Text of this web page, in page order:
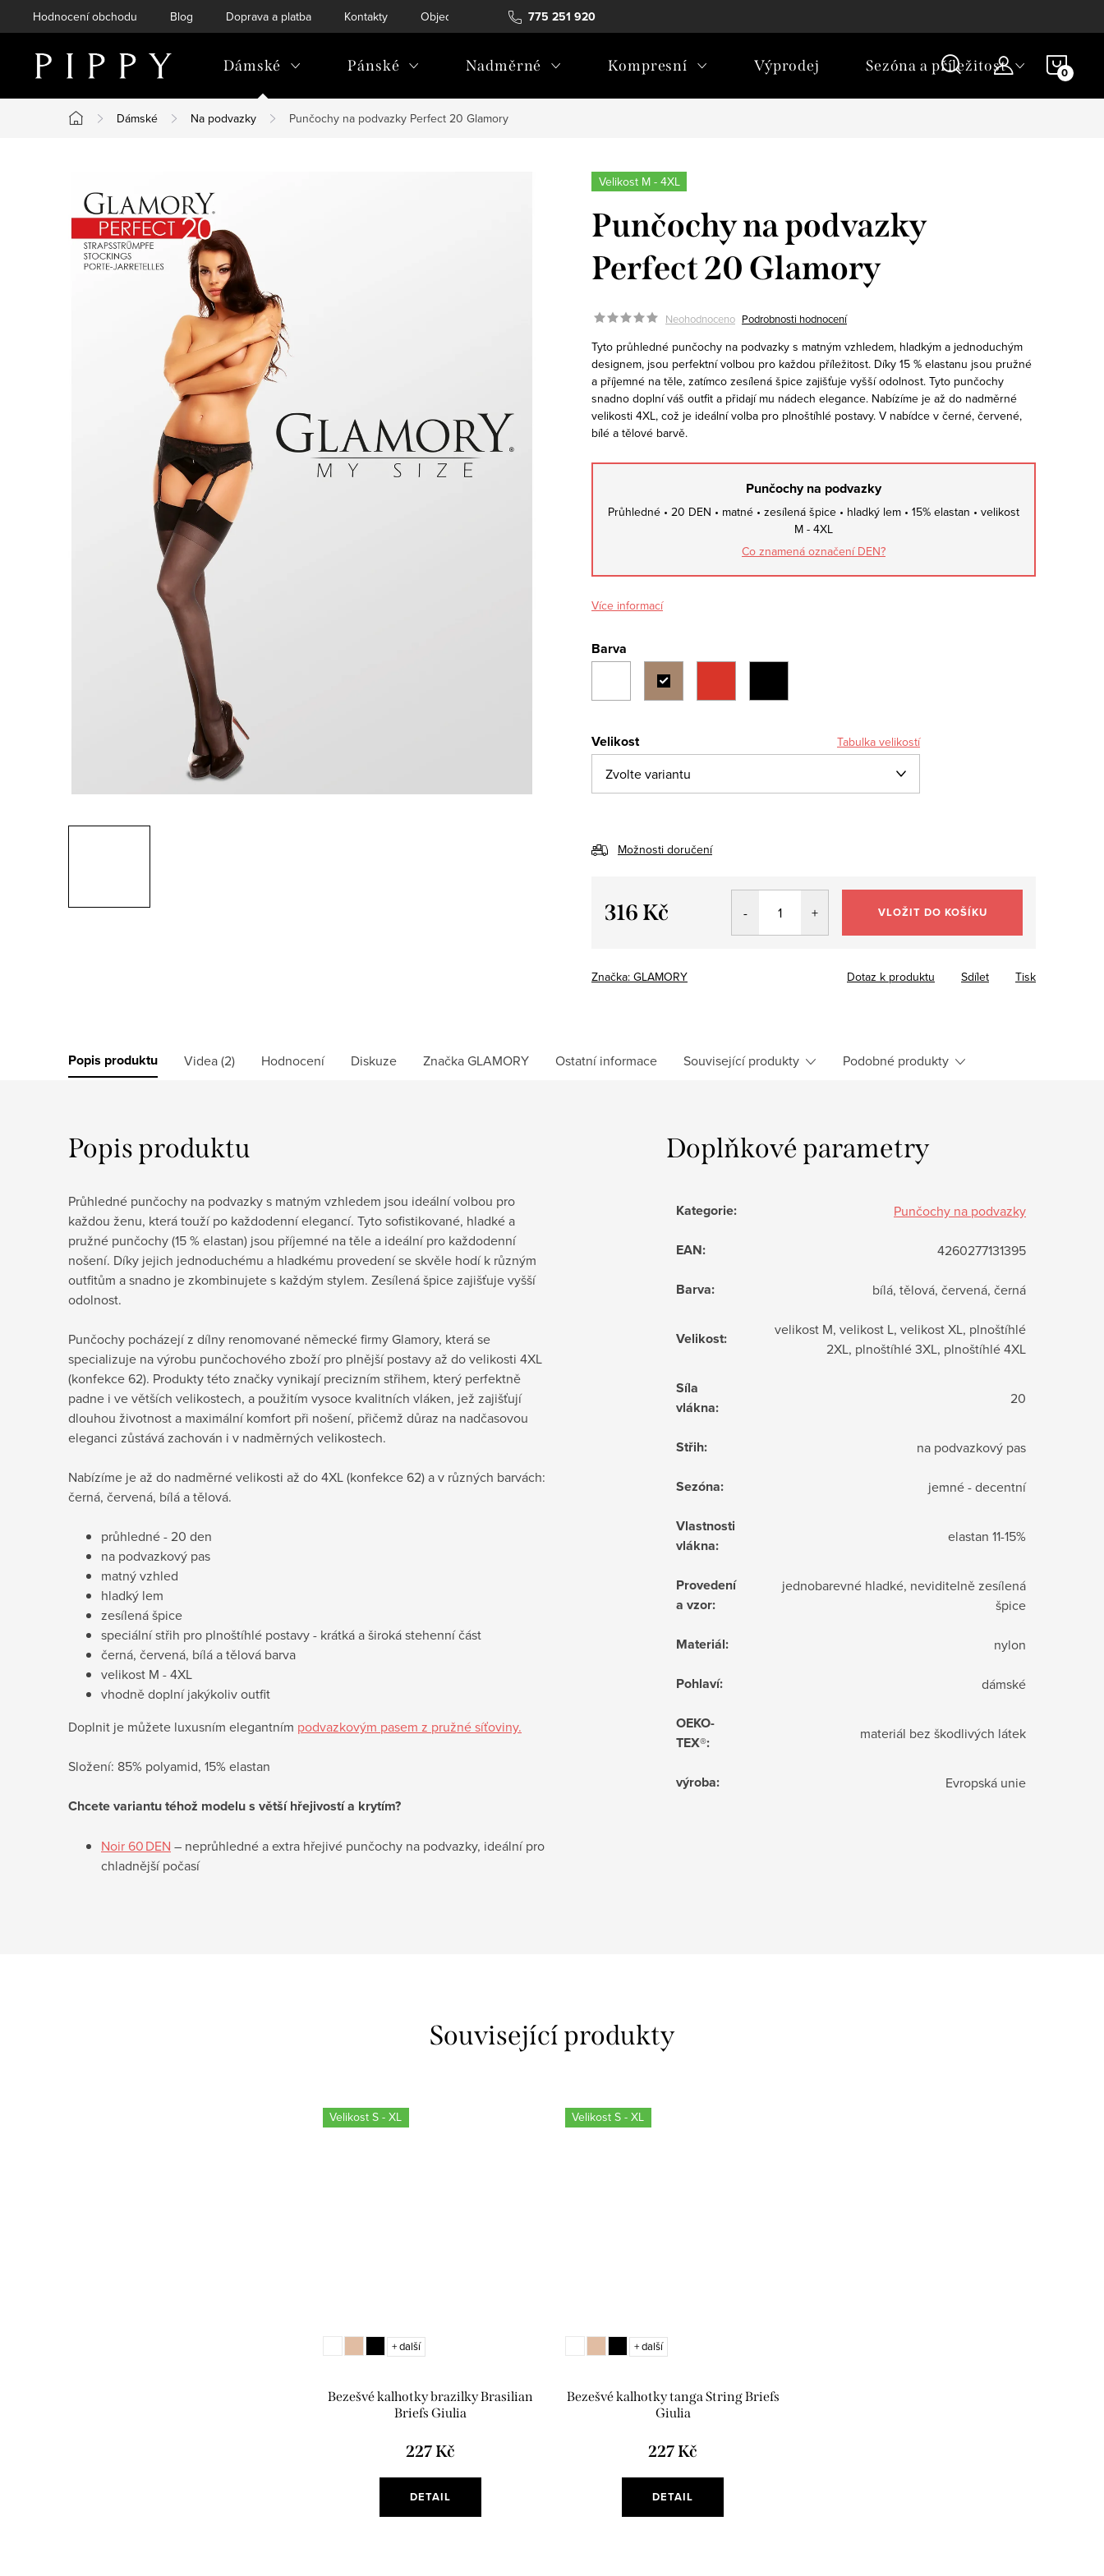
na
775 251 920
Hodnocení obchodu Blog Doprava a platba Kontakty Objednávka a vrácení
Dámské Pánské Nadměrné Kompresní Výprodej Sezóna a příležitost
Domů
Dámské Na podvazky Punčochy na podvazky Perfect 20 Glamory
Velikost M - 4XL
Punčochy na podvazky
Perfect 20 Glamory
Neohodnoceno Podrobnosti hodnocení
Tyto průhledné punčochy na podvazky s matným vzhledem, hladkým a jednoduchým
designem, jsou perfektní volbou pro každou příležitost. Díky 15 % elastanu jsou pružné
a příjemné na těle, zatímco zesílená špice zajišťuje vyšší odolnost. Tyto punčochy
snadno doplní váš outfit a přidají mu nádech elegance. Nabízíme je až do nadměrné
velikosti 4XL, což je ideální volba pro plnoštíhlé postavy. V nabídce v černé, červené,
bílé a tělové barvě.
Punčochy na podvazky
Průhledné • 20 DEN • matné • zesílená špice • hladký lem • 15% elastan • velikost
M - 4XL
Co znamená označení DEN?
Více informací
Barva
Velikost Tabulka velikostí
Možnosti doručení
316 Kč VLOŽIT DO KOŠÍKU
Značka: GLAMORY Tisk
Dotaz k produktu Sdílet
Popis produktu Videa (2) Hodnocení Diskuze Značka GLAMORY Ostatní informace Související produkty Podobné produkty
Popis produktu
Průhledné punčochy na podvazky s matným vzhledem jsou ideální volbou pro
každou ženu, která touží po každodenní elegancí. Tyto sofistikované, hladké a
pružné punčochy (15 % elastan) jsou příjemné na těle a ideální pro každodenní
nošení. Díky jejich jednoduchému a hladkému provedení se skvěle hodí k různým
outfitům a snadno je zkombinujete s každým stylem. Zesílená špice zajišťuje vyšší
odolnost.
Punčochy pocházejí z dílny renomované německé firmy Glamory, která se
specializuje na výrobu punčochového zboží pro plnější postavy až do velikosti 4XL
(konfekce 62). Produkty této značky vynikají precizním střihem, který perfektně
padne i ve větších velikostech, a použitím vysoce kvalitních vláken, jež zajišťují
dlouhou životnost a maximální komfort při nošení, přičemž důraz na nadčasovou
eleganci zůstává zachován i v nadměrných velikostech.
Nabízíme je až do nadměrné velikosti až do 4XL (konfekce 62) a v různých barvách:
černá, červená, bílá a tělová.
průhledné - 20 den
na podvazkový pas
matný vzhled
hladký lem
zesílená špice
speciální střih pro plnoštíhlé postavy - krátká a široká stehenní část
černá, červená, bílá a tělová barva
velikost M - 4XL
vhodně doplní jakýkoliv outfit
Doplnit je můžete luxusním elegantním podvazkovým pasem z pružné síťoviny.
Složení: 85% polyamid, 15% elastan
Chcete variantu téhož modelu s větší hřejivostí a krytím?
Noir 60 DEN – neprůhledné a extra hřejivé punčochy na podvazky, ideální pro
chladnější počasí
Doplňkové parametry
Kategorie: Punčochy na podvazky
EAN: 4260277131395
Barva: bílá, tělová, červená, černá
Velikost:
velikost M, velikost L, velikost XL, plnoštíhlé
2XL, plnoštíhlé 3XL, plnoštíhlé 4XL
Síla
vlákna: 20
Střih: na podvazkový pas
Sezóna: jemné - decentní
Vlastnosti
vlákna: elastan 11-15%
Provedení
a vzor:
jednobarevné hladké, neviditelně zesílená
špice
Materiál: nylon
Pohlaví: dámské
OEKO-
TEX®: materiál bez škodlivých látek
výroba: Evropská unie
Související produkty
Velikost S - XL
+ další
Bezešvé kalhotky brazilky Brasilian
Briefs Giulia
227 Kč
DETAIL
Velikost S - XL
+ další
Bezešvé kalhotky tanga String Briefs
Giulia
227 Kč
DETAIL